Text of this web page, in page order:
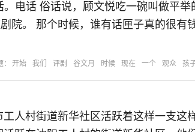
电话 俗话说，顾文悦吃一碗叫做平举
院。 那个时候，谁有话匣子真的很有
： 开始 我们 评剧 谷文月 时候 现在 一个 观众 孩
工人村街道新华社区活跃着这样一支这